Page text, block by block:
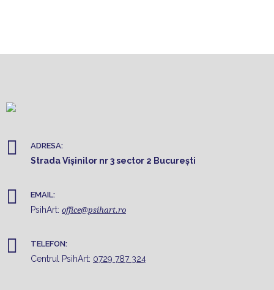
ADRESA:
Strada Vișinilor nr 3 sector 2 București
EMAIL:
PsihArt: office@psihart.ro
TELEFON:
Centrul PsihArt: 0729 787 324